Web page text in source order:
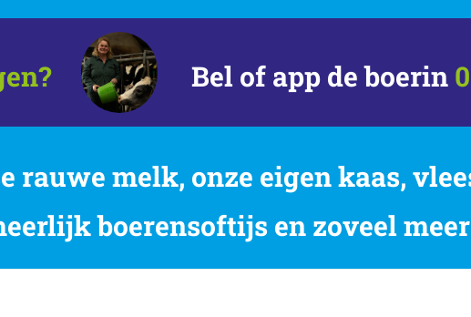
Bel of app de boerin
rauwe melk, onze eigen kaas,
boerensoftijs en zoveel